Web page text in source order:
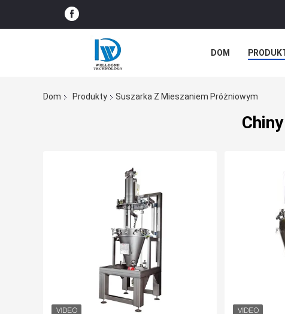
DOM
Dom
Produkty Suszarka Z Mieszaniem Próżniowym